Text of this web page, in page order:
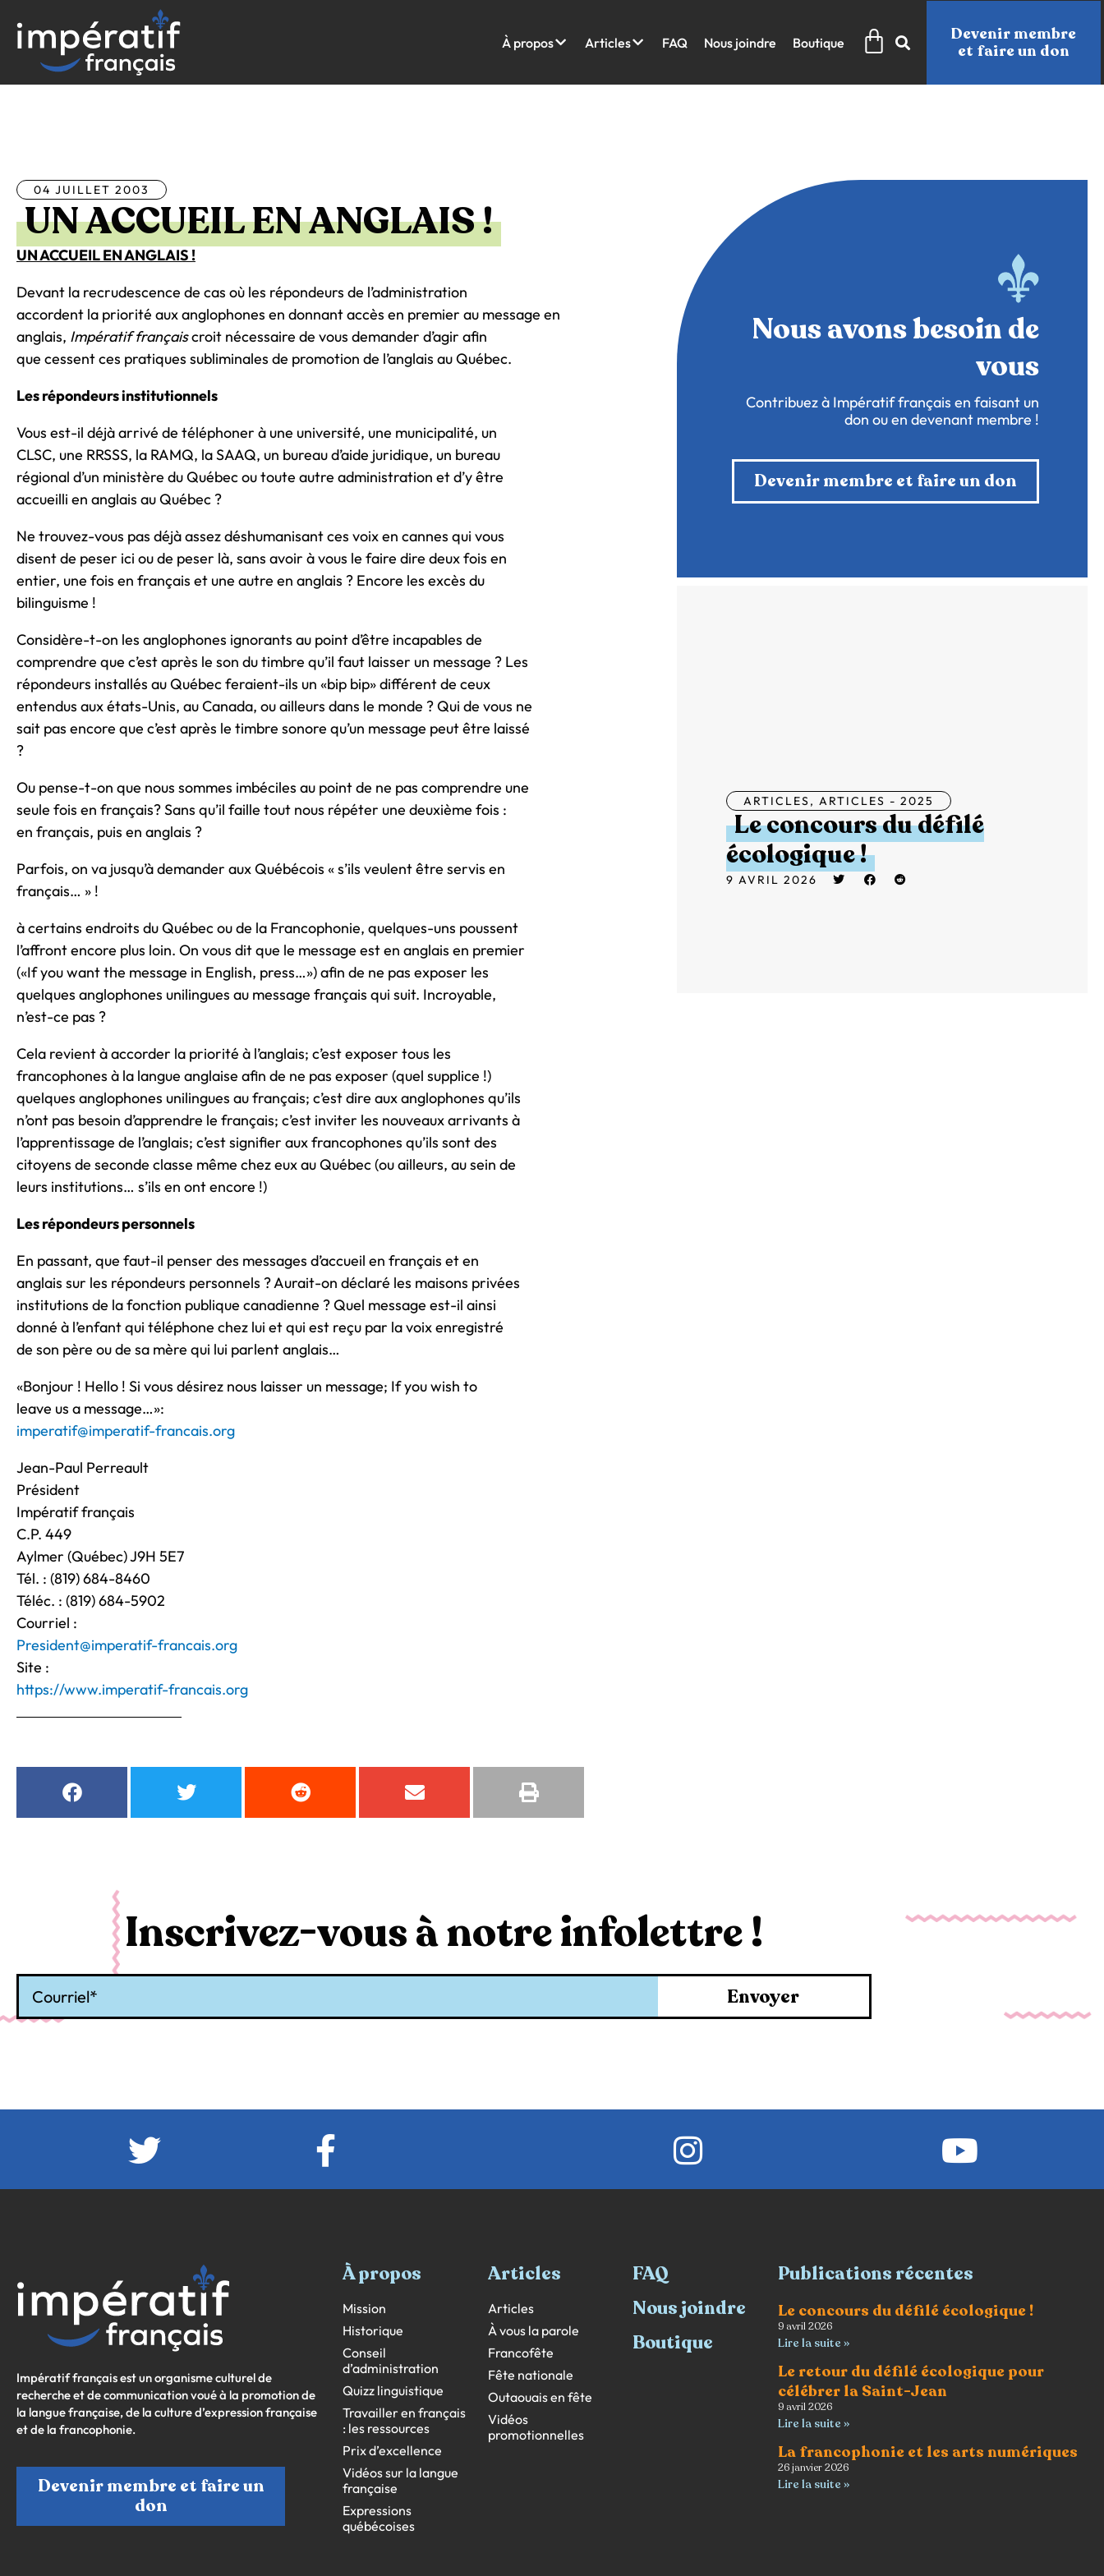
contenu
À propos Articles FAQ Nous joindre Boutique Panier
Devenir membre
et faire un don
04 JUILLET 2003
UN ACCUEIL EN ANGLAIS !
UN ACCUEIL EN ANGLAIS !
Devant la recrudescence de cas où les répondeurs de l’administration
accordent la priorité aux anglophones en donnant accès en premier au message en
anglais, Impératif françaiscroit nécessaire de vous demander d’agir afin
que cessent ces pratiques subliminales de promotion de l’anglais au Québec.
Les répondeurs institutionnels
Vous est-il déjà arrivé de téléphoner à une université, une municipalité, un
CLSC, une RRSSS, la RAMQ, la SAAQ, un bureau d’aide juridique, un bureau
régional d’un ministère du Québec ou toute autre administration et d’y être
accueilli en anglais au Québec ?
Ne trouvez-vous pas déjà assez déshumanisant ces voix en cannes qui vous
disent de peser ici ou de peser là, sans avoir à vous le faire dire deux fois en
entier, une fois en français et une autre en anglais ? Encore les excès du
bilinguisme !
Considère-t-on les anglophones ignorants au point d’être incapables de
comprendre que c’est après le son du timbre qu’il faut laisser un message ? Les
répondeurs installés au Québec feraient-ils un «bip bip» différent de ceux
entendus aux états-Unis, au Canada, ou ailleurs dans le monde ? Qui de vous ne
sait pas encore que c’est après le timbre sonore qu’un message peut être laissé
?
Ou pense-t-on que nous sommes imbéciles au point de ne pas comprendre une
seule fois en français? Sans qu’il faille tout nous répéter une deuxième fois :
en français, puis en anglais ?
Parfois, on va jusqu’à demander aux Québécois « s’ils veulent être servis en
français… » !
à certains endroits du Québec ou de la Francophonie, quelques-uns poussent
l’affront encore plus loin. On vous dit que le message est en anglais en premier
(«If you want the message in English, press…») afin de ne pas exposer les
quelques anglophones unilingues au message français qui suit. Incroyable,
n’est-ce pas ?
Cela revient à accorder la priorité à l’anglais; c’est exposer tous les
francophones à la langue anglaise afin de ne pas exposer (quel supplice !)
quelques anglophones unilingues au français; c’est dire aux anglophones qu’ils
n’ont pas besoin d’apprendre le français; c’est inviter les nouveaux arrivants à
l’apprentissage de l’anglais; c’est signifier aux francophones qu’ils sont des
citoyens de seconde classe même chez eux au Québec (ou ailleurs, au sein de
leurs institutions… s’ils en ont encore !)
Les répondeurs personnels
En passant, que faut-il penser des messages d’accueil en français et en
anglais sur les répondeurs personnels ? Aurait-on déclaré les maisons privées
institutions de la fonction publique canadienne ? Quel message est-il ainsi
donné à l’enfant qui téléphone chez lui et qui est reçu par la voix enregistré
de son père ou de sa mère qui lui parlent anglais…
«Bonjour ! Hello ! Si vous désirez nous laisser un message; If you wish to
leave us a message…»:
imperatif@imperatif-francais.org
Jean-Paul Perreault
Président
Impératif français
C.P. 449
Aylmer (Québec) J9H 5E7
Tél. : (819) 684-8460
Téléc. : (819) 684-5902
Courriel :
President@imperatif-francais.org
Site :
https://www.imperatif-francais.org
Nous avons besoin de
vous
Contribuez à Impératif français en faisant un
don ou en devenant membre !
Devenir membre et faire un don
ARTICLES, ARTICLES - 2025
Le concours du défilé
écologique !
9 AVRIL 2026
Inscrivez-vous à notre infolettre !
Envoyer
Impératif français est un organisme culturel de
recherche et de communication voué à la promotion de
la langue française, de la culture d’expression française
et de la francophonie.
Devenir membre et faire un
don
À propos
Mission
Historique
Conseil
d’administration
Quizz linguistique
Travailler en français
: les ressources
Prix d’excellence
Vidéos sur la langue
française
Expressions
québécoises
Articles
Articles
À vous la parole
Francofête
Fête nationale
Outaouais en fête
Vidéos
promotionnelles
FAQ
Nous joindre
Boutique
Publications récentes
Le concours du défilé écologique !
9 avril 2026
Lire la suite »
Le retour du défilé écologique pour
célébrer la Saint-Jean
9 avril 2026
Lire la suite »
La francophonie et les arts numériques
26 janvier 2026
Lire la suite »